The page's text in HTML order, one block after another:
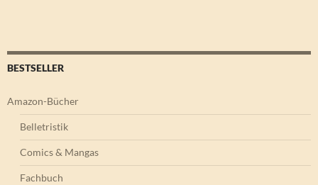
BESTSELLER
Amazon-Bücher
Belletristik
Comics & Mangas
Fachbuch